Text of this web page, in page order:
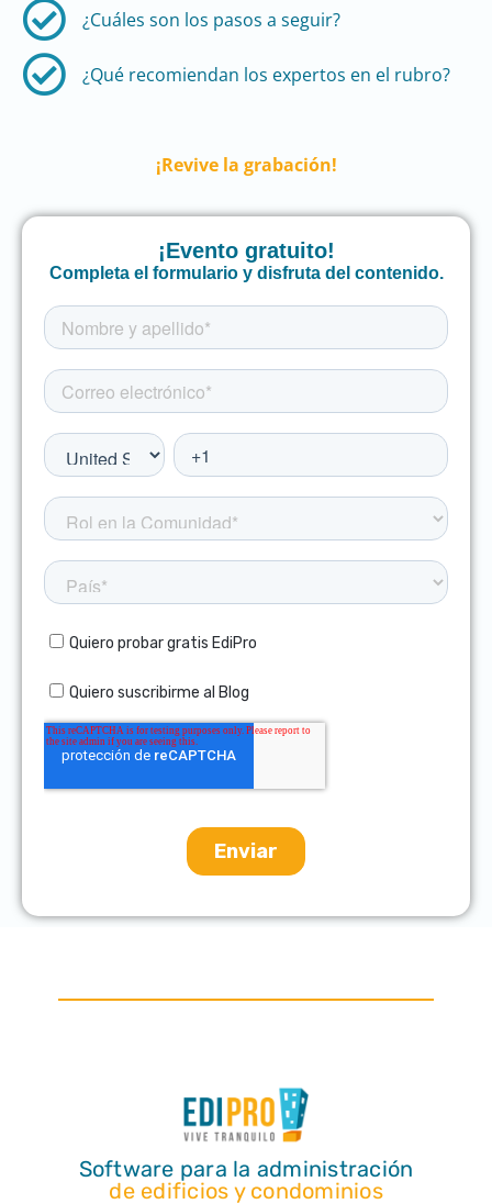
¿Cuáles son los pasos a seguir?​​​​
¿Qué recomiendan los expertos en el rubro?
¡Revive la grabación!
Software para la administración
de edificios y condominios